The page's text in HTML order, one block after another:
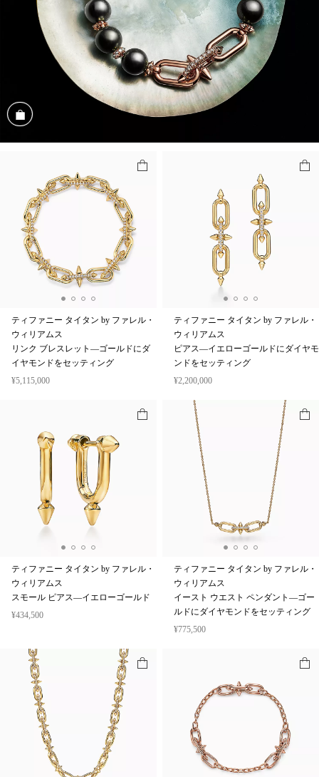
商品を見る
ティファニー タイタン by ファレル・
ウィリアムス
リンク ブレスレット—ゴールドにダ
イヤモンドをセッティング
¥5,115,000
ティファニー タイタン by ファレル・
ウィリアムス
ピアス—イエローゴールドにダイヤモ
ンドをセッティング
¥2,200,000
ティファニー タイタン by ファレル・
ウィリアムス
スモール ピアス—イエローゴールド
¥434,500
ティファニー タイタン by ファレル・
ウィリアムス
イースト ウエスト ペンダント—ゴー
ルドにダイヤモンドをセッティング
¥775,500